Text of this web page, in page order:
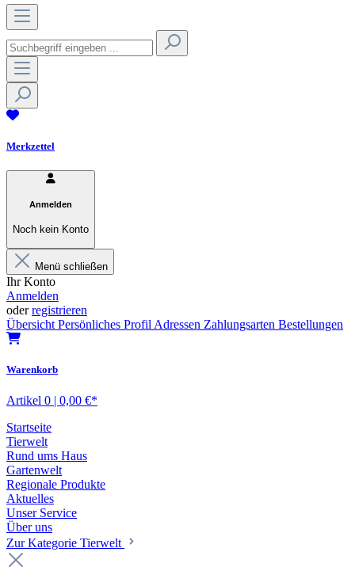
Merkzettel
Anmelden
Noch kein Konto
Menü schließen
Ihr Konto
Anmelden
oderregistrieren
Übersicht Persönliches Profil Adressen Zahlungsarten Bestellungen
Warenkorb
Artikel 0 | 0,00 €*
Startseite
Tierwelt
Rund ums Haus
Gartenwelt
Regionale Produkte
Aktuelles
Unser Service
Über uns
Zur Kategorie Tierwelt